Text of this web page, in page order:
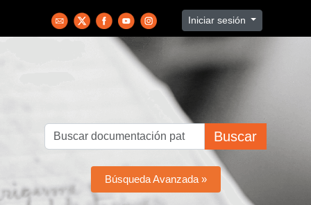
Iniciar sesión
Buscar
Búsqueda Avanzada »